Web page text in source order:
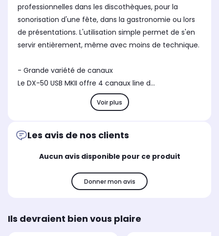
professionnelles dans les discothèques, pour la
sonorisation d'une fête, dans la gastronomie ou lors
de présentations. L'utilisation simple permet de s'en
servir entièrement, même avec moins de technique.
- Grande variété de canaux
Le DX-50 USB MKII offre 4 canaux line d...
Voir plus
Les avis de nos clients
Aucun avis disponible pour ce produit
Donner mon avis
Ils devraient bien vous plaire